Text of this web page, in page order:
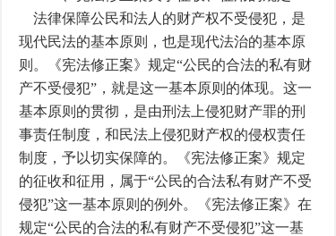
法律保障公民和法人的财产权不受侵犯，是
现代民法的基本原则，也是现代法治的基本原
则。《宪法修正案》规定“公民的合法的私有财
产不受侵犯”，就是这一基本原则的体现。这一
基本原则的贯彻，是由刑法上侵犯财产罪的刑
事责任制度，和民法上侵犯财产权的侵权责任
制度，予以切实保障的。《宪法修正案》规定
的征收和征用，属于“公民的合法私有财产不受
侵犯”这一基本原则的例外。《宪法修正案》在
规定“公民的合法的私有财产不受侵犯”这一基